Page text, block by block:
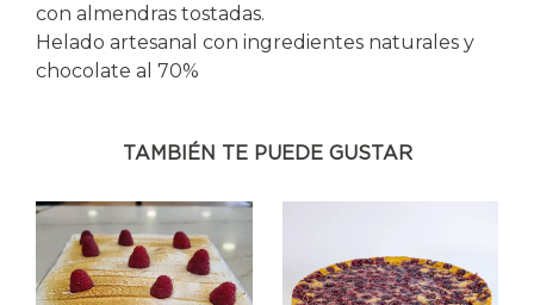
con almendras tostadas.
Helado artesanal con ingredientes naturales y
chocolate al 70%
TAMBIÉN TE PUEDE GUSTAR